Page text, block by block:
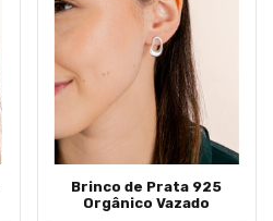
Brinco de Prata 925
Orgânico Vazado